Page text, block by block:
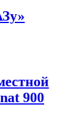
900